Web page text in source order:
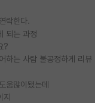
락한다.
되는 과정
?
하는 사람 불공정하게 리뷰
움많이됐는데